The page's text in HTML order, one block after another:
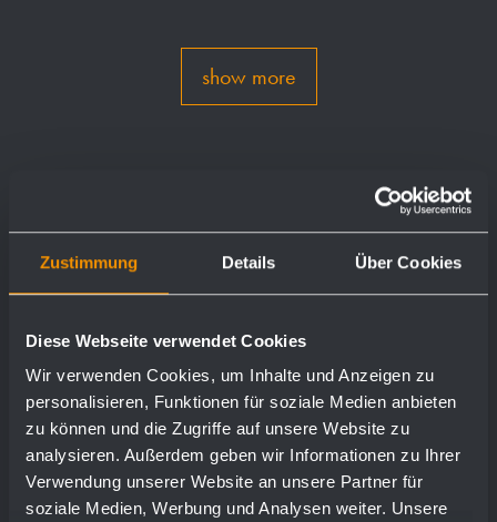
Zustimmung Details Über Cookies
Diese Webseite verwendet Cookies
Wir verwenden Cookies, um Inhalte und Anzeigen zu
personalisieren, Funktionen für soziale Medien anbieten
zu können und die Zugriffe auf unsere Website zu
analysieren. Außerdem geben wir Informationen zu Ihrer
Verwendung unserer Website an unsere Partner für
soziale Medien, Werbung und Analysen weiter. Unsere
show more